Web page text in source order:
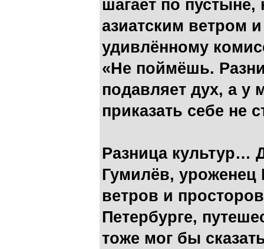
шагает по пустыне,
азиатским ветром
удивлённому
«Не поймёшь.
подавляет дух, а у
приказать себе не
Разница культур…
Гумилёв, уроженец
ветров и
Петербурге,
тоже мог бы